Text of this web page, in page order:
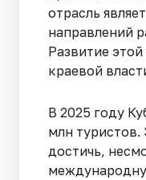
отрасль
направлений
Развитие
краевой
В 2025 году
млн туристов.
достичь,